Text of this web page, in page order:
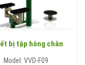
bị tập hông chân
Model: VVD-F09